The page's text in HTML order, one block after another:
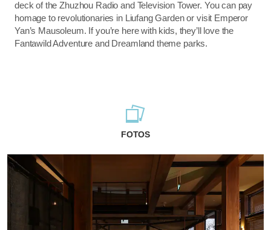
deck of the Zhuzhou Radio and Television Tower. You can pay
homage to revolutionaries in Liufang Garden or visit Emperor
Yan’s Mausoleum. If you’re here with kids, they’ll love the
Fantawild Adventure and Dreamland theme parks.
FOTOS